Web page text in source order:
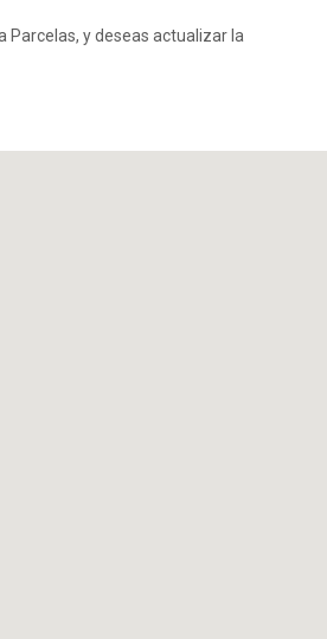
Parcelas, y deseas actualizar la